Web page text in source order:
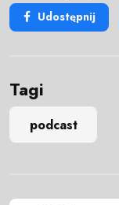
Udostępnij
Tagi
podcast